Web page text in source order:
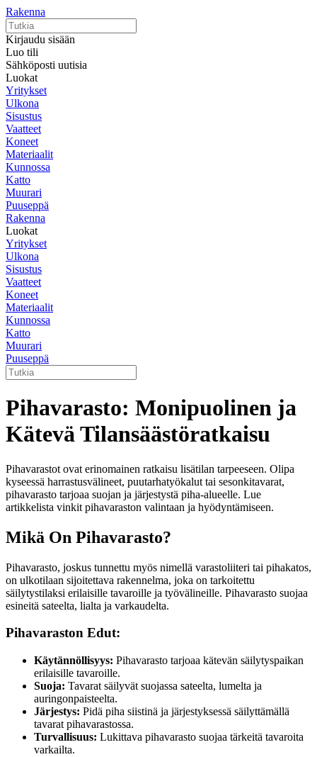
Rakenna
Kirjaudu sisään
Luo tili
Sähköposti uutisia
Luokat
Yritykset
Ulkona
Sisustus
Vaatteet
Koneet
Materiaalit
Kunnossa
Katto
Muurari
Puuseppä
Rakenna
Luokat
Yritykset
Ulkona
Sisustus
Vaatteet
Koneet
Materiaalit
Kunnossa
Katto
Muurari
Puuseppä
Pihavarasto: Monipuolinen ja
Kätevä Tilansäästöratkaisu
Pihavarastot ovat erinomainen ratkaisu lisätilan tarpeeseen. Olipa
kyseessä harrastusvälineet, puutarhatyökalut tai sesonkitavarat,
pihavarasto tarjoaa suojan ja järjestystä piha-alueelle. Lue
artikkelista vinkit pihavaraston valintaan ja hyödyntämiseen.
Mikä On Pihavarasto?
Pihavarasto, joskus tunnettu myös nimellä varastoliiteri tai pihakatos,
on ulkotilaan sijoitettava rakennelma, joka on tarkoitettu
säilytystilaksi erilaisille tavaroille ja työvälineille. Pihavarasto suojaa
esineitä sateelta, lialta ja varkaudelta.
Pihavaraston Edut:
Käytännöllisyys: Pihavarasto tarjoaa kätevän säilytyspaikan
erilaisille tavaroille.
Suoja: Tavarat säilyvät suojassa sateelta, lumelta ja
auringonpaisteelta.
Järjestys: Pidä piha siistinä ja järjestyksessä säilyttämällä
tavarat pihavarastossa.
Turvallisuus: Lukittava pihavarasto suojaa tärkeitä tavaroita
varkailta.